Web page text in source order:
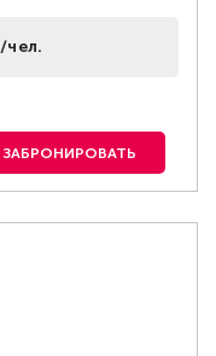
чел.
ЗАБРОНИРОВАТЬ